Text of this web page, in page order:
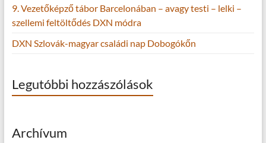
9. Vezetőképző tábor Barcelonában – avagy testi – lelki –
szellemi feltöltődés DXN módra
DXN Szlovák-magyar családi nap Dobogókőn
Legutóbbi hozzászólások
Archívum